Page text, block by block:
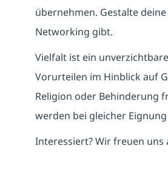
übernehmen. Gestalte
Networking gibt.
Vielfalt ist ein
Vorurteilen im Hinblick auf
Religion oder Behinderung
werden bei gleicher
Interessiert? Wir freuen uns